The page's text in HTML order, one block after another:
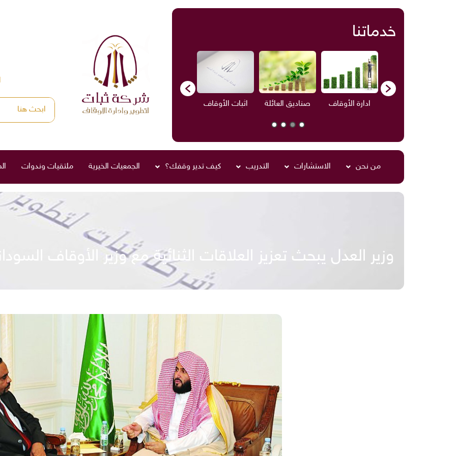
خدماتنا
ادارة الأوقاف صناديق العائلة اثبات الأوقاف الاستشارات ادارة الأوقاف صناديق العائلة
من نحن الاستشارات التدريب كيف تدير وقفك؟ الجمعيات الخيرية ملتقيات وندوات
وزير العدل يبحث تعزيز العلاقات الثنائية مع وزير الأوقاف